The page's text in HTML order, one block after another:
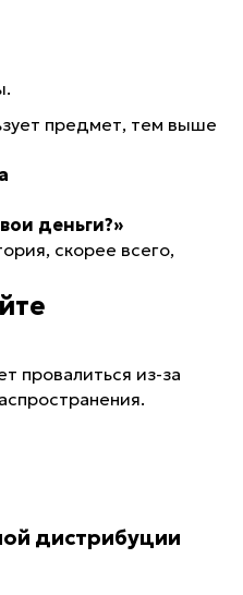
предмет, тем выше
деньги?»
скорее всего,
провалиться из-за
дистрибуции
12, офис 8
офис 102